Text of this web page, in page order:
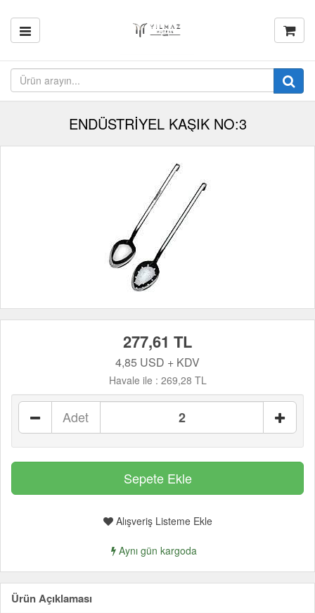
ENDÜSTRİYEL KAŞIK NO:3
277,61 TL
4,85 USD + KDV
Havale ile : 269,28 TL
Adet
Alışveriş Listeme Ekle
Aynı gün kargoda
Ürün Açıklaması